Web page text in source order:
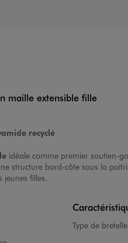
maille extensible fille
recyclé
idéale comme premier soutien-
structure bord-côte sous la
jeunes filles.
Type de